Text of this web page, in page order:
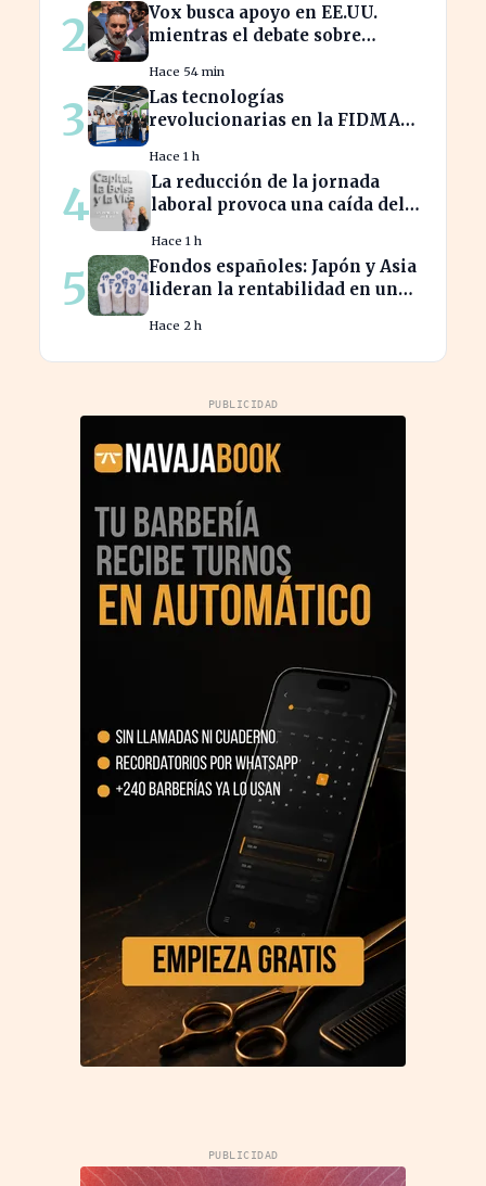
2
Vox busca apoyo en EE.UU.
mientras el debate sobre
intensifica
Hace 54 min
3
Las tecnologías
revolucionarias en la FIDMA
empresarial en Asturias
Hace 1 h
4
La reducción de la jornada
laboral provoca una caída del
española
Hace 1 h
5
Fondos españoles: Japón y Asia
lideran la rentabilidad en un
Hace 2 h
PUBLICIDAD
PUBLICIDAD